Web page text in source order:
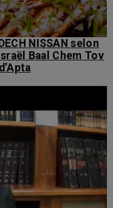
NISSAN selon
Baal Chem Tov